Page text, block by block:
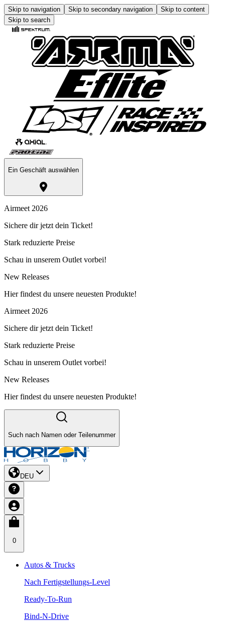
Skip to navigation Skip to secondary navigation
Skip to content
Skip to search
Ein Geschäft auswählen
Airmeet 2026
Sichere dir jetzt dein Ticket!
Stark reduzierte Preise
Schau in unserem Outlet vorbei!
New Releases
Hier findest du unsere neuesten Produkte!
Airmeet 2026
Sichere dir jetzt dein Ticket!
Stark reduzierte Preise
Schau in unserem Outlet vorbei!
New Releases
Hier findest du unsere neuesten Produkte!
Such nach Namen oder Teilenummer
DEU
0
Autos & Trucks
Nach Fertigstellungs-Level
Ready-To-Run
Bind-N-Drive